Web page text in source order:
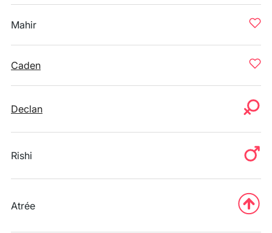
Mahir
Caden
Declan
Rishi
Atrée